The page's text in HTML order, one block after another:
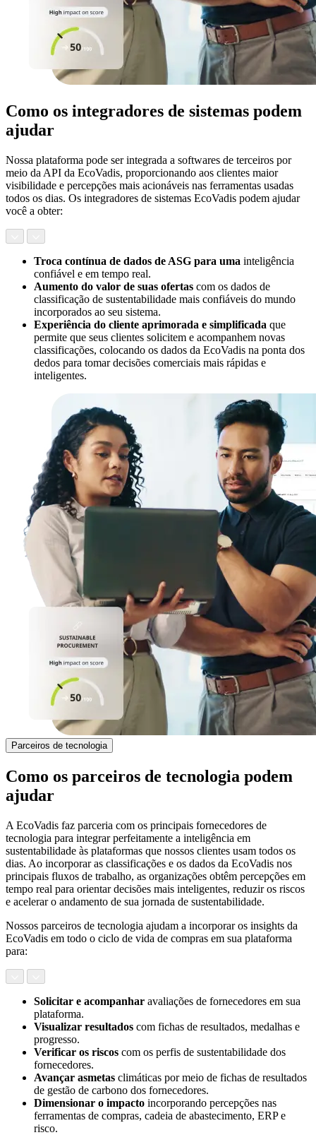
Como os integradores de sistemas podem
ajudar
Nossa plataforma pode ser integrada a softwares de terceiros por
meio da API da EcoVadis, proporcionando aos clientes maior
visibilidade e percepções mais acionáveis nas ferramentas usadas
todos os dias. Os integradores de sistemas EcoVadis podem ajudar
você a obter:
Troca contínua de dados de ASG para uma inteligência
confiável e em tempo real.
Aumento do valor de suas ofertas com os dados de
classificação de sustentabilidade mais confiáveis do mundo
incorporados ao seu sistema.
Experiência do cliente aprimorada e simplificada que
permite que seus clientes solicitem e acompanhem novas
classificações, colocando os dados da EcoVadis na ponta dos
dedos para tomar decisões comerciais mais rápidas e
inteligentes.
Parceiros de tecnologia
Como os parceiros de tecnologia podem
ajudar
A EcoVadis faz parceria com os principais fornecedores de
tecnologia para integrar perfeitamente a inteligência em
sustentabilidade às plataformas que nossos clientes usam todos os
dias. Ao incorporar as classificações e os dados da EcoVadis nos
principais fluxos de trabalho, as organizações obtêm percepções em
tempo real para orientar decisões mais inteligentes, reduzir os riscos
e acelerar o andamento de sua jornada de sustentabilidade.
Nossos parceiros de tecnologia ajudam a incorporar os insights da
EcoVadis em todo o ciclo de vida de compras em sua plataforma
para:
Solicitar e acompanhar avaliações de fornecedores em sua
plataforma.
Visualizar resultados com fichas de resultados, medalhas e
progresso.
Verificar os riscos com os perfis de sustentabilidade dos
fornecedores.
Avançar asmetas climáticas por meio de fichas de resultados
de gestão de carbono dos fornecedores.
Dimensionar o impacto incorporando percepções nas
ferramentas de compras, cadeia de abastecimento, ERP e
risco.